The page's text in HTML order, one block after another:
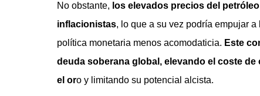
No obstante, los elevados precios del
inflacionistas, lo que a su vez podría empujar
política monetaria menos acomodaticia. Este
deuda soberana global, elevando el coste
el oro y limitando su potencial alcista.